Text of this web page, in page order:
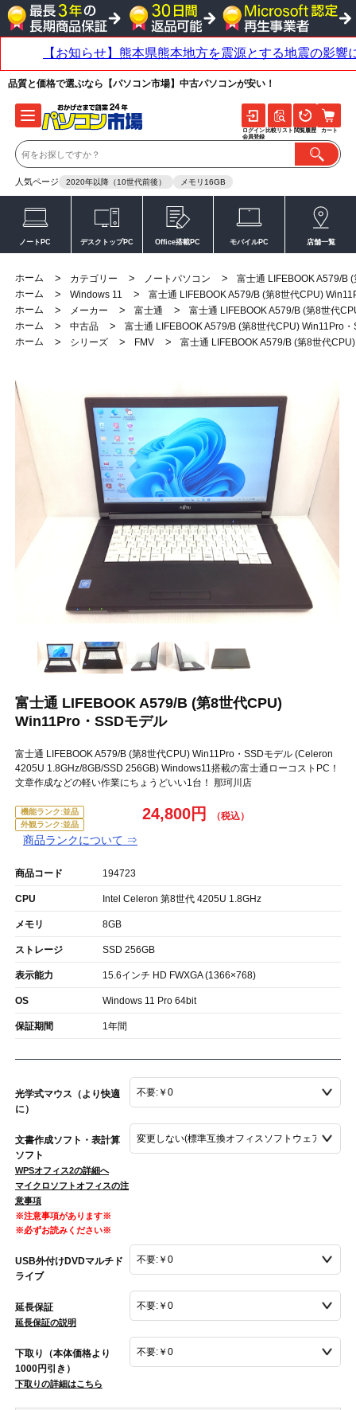
品質と価格で選ぶなら【パソコン市場】中古パソコンが安い！
人気ページ 2020年以降（10世代前後） メモリ16GB
ログイン
会員登録
比較リスト 閲覧履歴 カート
ノートPC デスクトップPC Office搭載PC モバイルPC 店舗一覧
ホーム > カテゴリー > ノートパソコン >
富士通 LIFEBOOK A579/B
ホーム
> Windows 11 >
富士通 LIFEBOOK A579/B (第8世代CPU)
ホーム
> メーカー > 富士通 >
富士通 LIFEBOOK A579/B (第8世代
ホーム
> 中古品 >
富士通 LIFEBOOK A579/B (第8世代CPU) Win11Pro
ホーム
> シリーズ > FMV > 富士通 LIFEBOOK A579/B (第8世代
富士通 LIFEBOOK A579/B (第8世代CPU)
Win11Pro・SSDモデル
富士通 LIFEBOOK A579/B (第8世代CPU) Win11Pro・SSDモデル (Celeron
4205U 1.8GHz/8GB/SSD 256GB) Windows11搭載の富士通ローコストPC！
文章作成などの軽い作業にちょうどいい1台！ 那珂川店
機能ランク:並品
外観ランク:並品
商品ランクについて ⇒
24,800円
商品コード 194723
CPU Intel Celeron 第8世代 4205U 1.8GHz
メモリ 8GB
ストレージ SSD 256GB
表示能力 15.6インチ HD FWXGA (1366×768)
OS Windows 11 Pro 64bit
保証期間 1年間
光学式マウス（より快適
に）
文書作成ソフト・表計算
ソフト
WPSオフィス2の詳細へ
マイクロソフトオフィスの注
意事項
※注意事項があります※
※必ずお読みください※
USB外付けDVDマルチド
ライブ
延長保証
延長保証の説明
下取り（本体価格より
1000円引き）
下取りの詳細はこちら